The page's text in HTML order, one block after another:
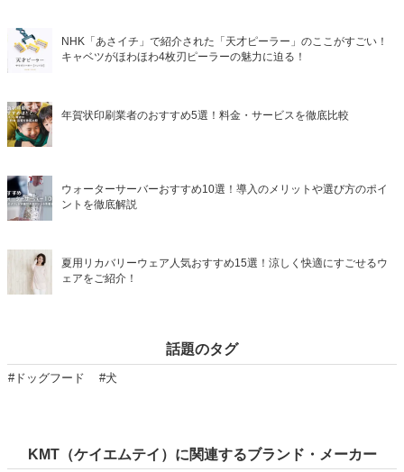
NHK「あさイチ」で紹介された「天才ピーラー」のここがすごい！
キャベツがほわほわ4枚刃ピーラーの魅力に迫る！
年賀状印刷業者のおすすめ5選！料金・サービスを徹底比較
ウォーターサーバーおすすめ10選！導入のメリットや選び方のポイ
ントを徹底解説
夏用リカバリーウェア人気おすすめ15選！涼しく快適にすごせるウ
ェアをご紹介！
話題のタグ
#ドッグフード #犬
KMT（ケイエムテイ）に関連するブランド・メーカー